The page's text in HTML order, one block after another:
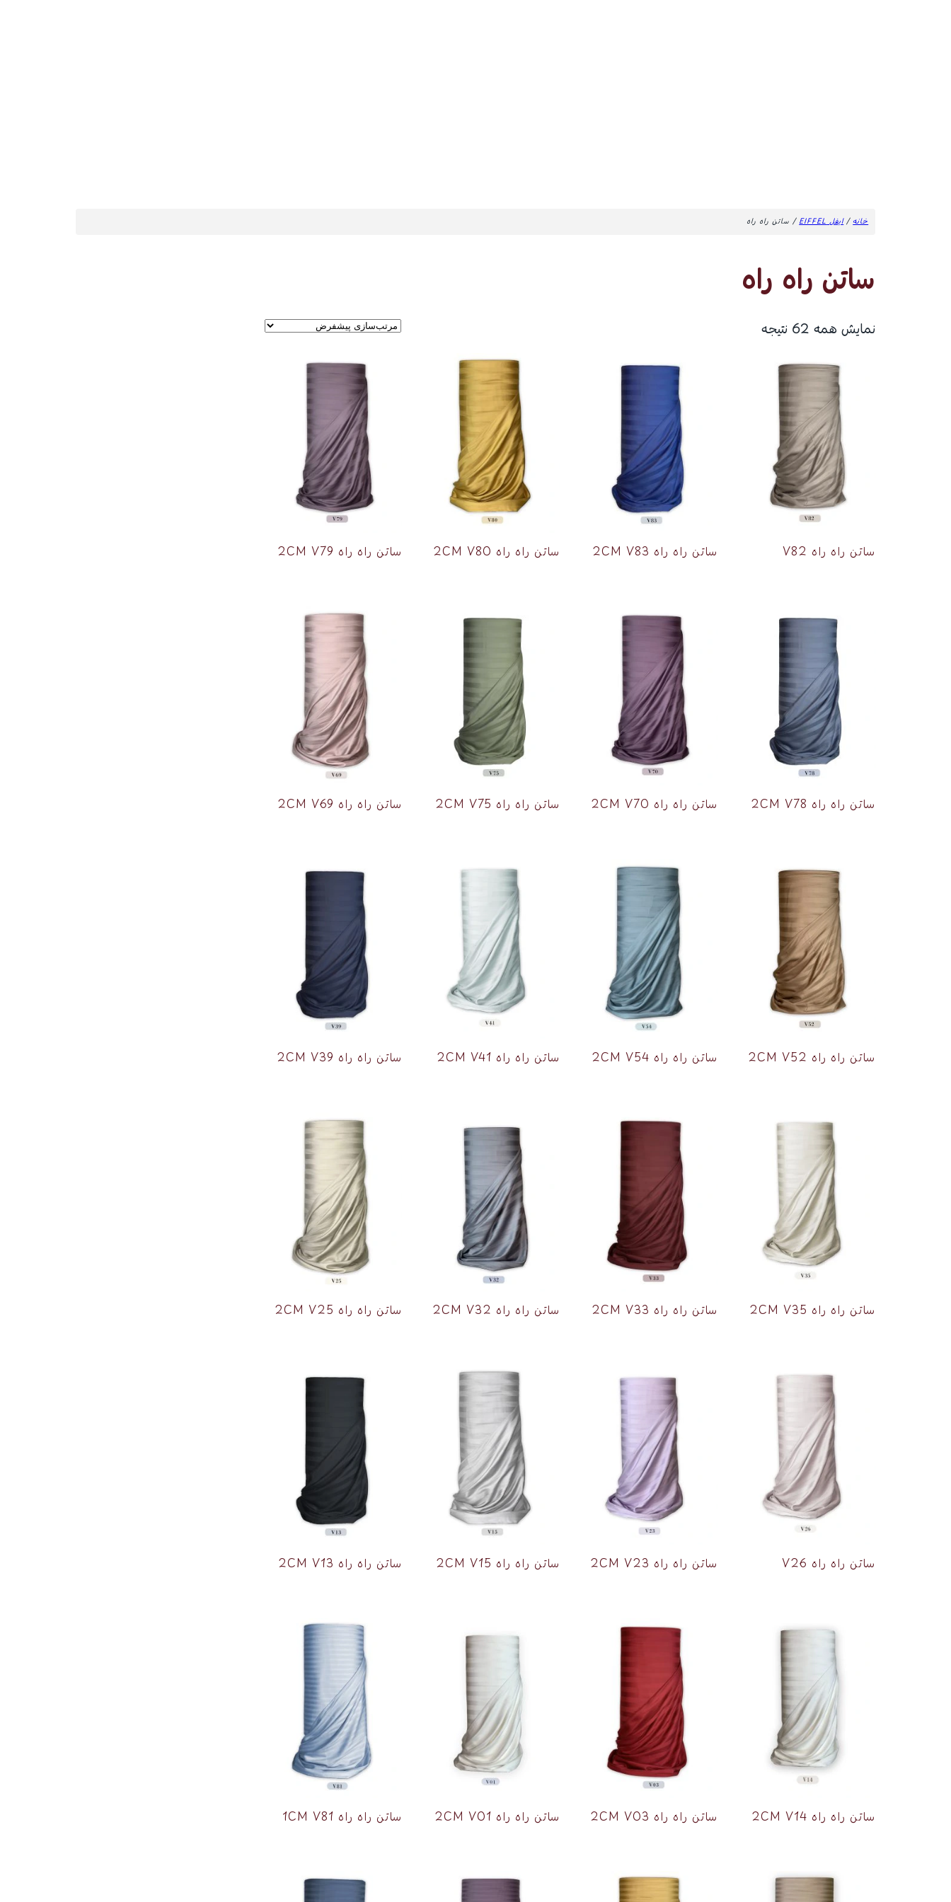
خانه/ایفل EIFFEL / ساتن راه راه
ساتن راه راه
نمایش همه 62 نتیجه
ساتن راه راه V82 ساتن راه راه 2CM V83 ساتن راه راه 2CM V80 ساتن راه راه 2CM V79
ساتن راه راه 2CM V78 ساتن راه راه 2CM V70 ساتن راه راه 2CM V75 ساتن راه راه 2CM V69
ساتن راه راه 2CM V52 ساتن راه راه 2CM V54 ساتن راه راه 2CM V41 ساتن راه راه 2CM V39
ساتن راه راه 2CM V35 ساتن راه راه 2CM V33 ساتن راه راه 2CM V32 ساتن راه راه 2CM V25
ساتن راه راه V26 ساتن راه راه 2CM V23 ساتن راه راه 2CM V15 ساتن راه راه 2CM V13
ساتن راه راه 2CM V14 ساتن راه راه 2CM V03 ساتن راه راه 2CM V01 ساتن راه راه 1CM V81